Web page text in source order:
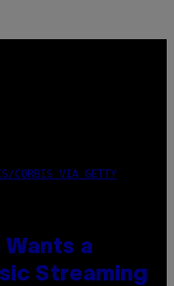
CORBIS VIA GETTY
Wants a
Streaming